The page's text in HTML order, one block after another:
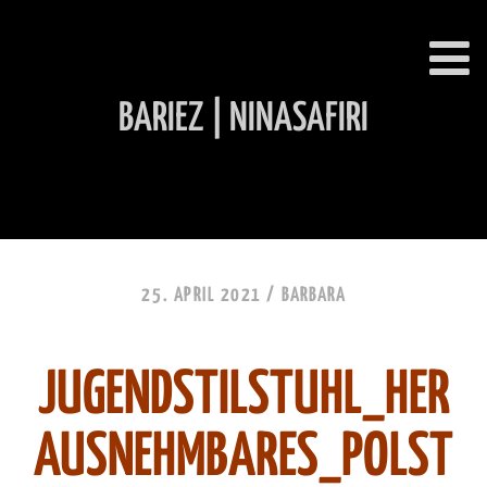
25. APRIL 2021 / BARBARA
JUGENDSTILSTUHL_HER
AUSNEHMBARES_POLST
BARIEZ | NINASAFIRI